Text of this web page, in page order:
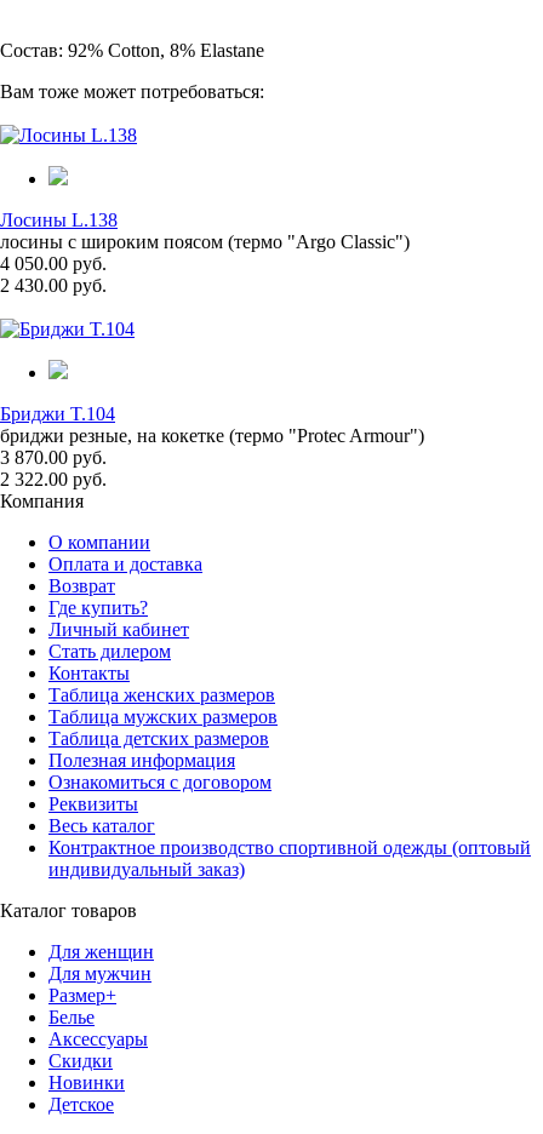
Состав: 92% Cotton, 8% Elastane
Вам тоже может потребоваться:
Лосины L.138
лосины с широким поясом (термо "Argo Classic")
4 050.00 руб.
2 430.00 руб.
Бриджи T.104
бриджи резные, на кокетке (термо "Protec Armour")
3 870.00 руб.
2 322.00 руб.
Компания
О компании
Оплата и доставка
Возврат
Где купить?
Личный кабинет
Стать дилером
Контакты
Таблица женских размеров
Таблица мужских размеров
Таблица детских размеров
Полезная информация
Ознакомиться с договором
Реквизиты
Весь каталог
Контрактное производство спортивной одежды (оптовый
индивидуальный заказ)
Каталог товаров
Для женщин
Для мужчин
Размер+
Белье
Аксессуары
Скидки
Новинки
Детское